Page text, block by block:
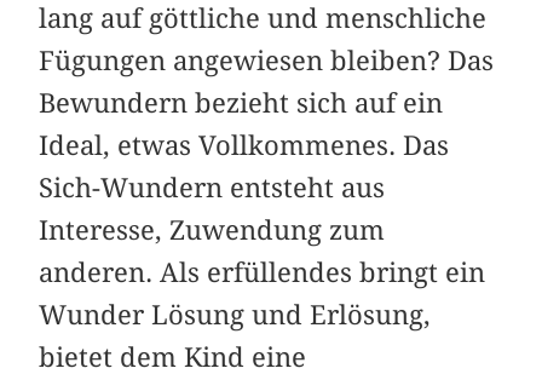
lang auf göttliche und menschliche
Fügungen angewiesen bleiben? Das
Bewundern bezieht sich auf ein
Ideal, etwas Vollkommenes. Das
Sich-Wundern entsteht aus
Interesse, Zuwendung zum
anderen. Als erfüllendes bringt ein
Wunder Lösung und Erlösung,
bietet dem Kind eine